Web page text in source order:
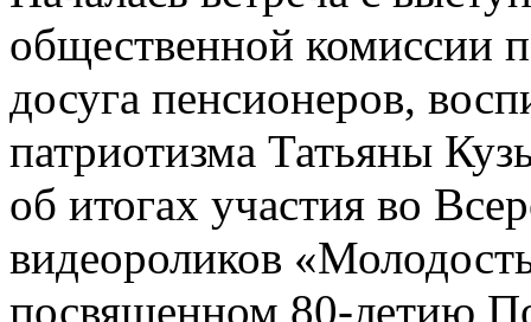
общественной комиссии
досуга пенсионеров,
патриотизма Татьяны
об итогах участия во
видеороликов
посвященном 80-летию